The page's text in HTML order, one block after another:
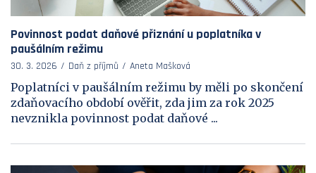
Povinnost podat daňové přiznání u poplatníka v
paušálním režimu
30. 3. 2026 Daň z příjmů Aneta Mašková
Poplatníci v paušálním režimu by měli po skončení
zdaňovacího období ověřit, zda jim za rok 2025
nevznikla povinnost podat daňové ...